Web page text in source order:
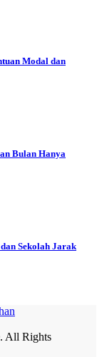
Modal dan
Bulan Hanya
Sekolah Jarak
All Rights